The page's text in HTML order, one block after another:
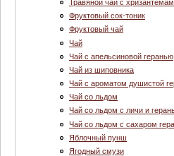
Травяной чай с
Фруктовый сок-тоник
Фруктовый чай
Чай
Чай c апельсиновой геранью
Чай из шиповника
Чай с ароматом душистой
Чай со льдом
Чай со льдом с личи и
Чай со льдом с сахаром
Яблочный пунш
Ягодный смузи